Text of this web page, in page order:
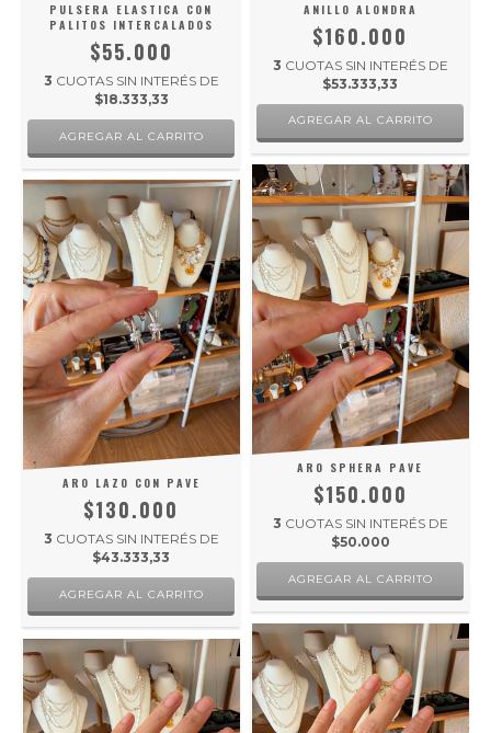
PULSERA ELASTICA CON
PALITOS INTERCALADOS
$55.000
3 CUOTAS SIN INTERÉS DE
$18.333,33
ANILLO ALONDRA
$160.000
3 CUOTAS SIN INTERÉS DE
$53.333,33
AGREGAR AL CARRITO
ARO LAZO CON PAVE
$130.000
3 CUOTAS SIN INTERÉS DE
$43.333,33
ARO SPHERA PAVE
$150.000
3 CUOTAS SIN INTERÉS DE
$50.000